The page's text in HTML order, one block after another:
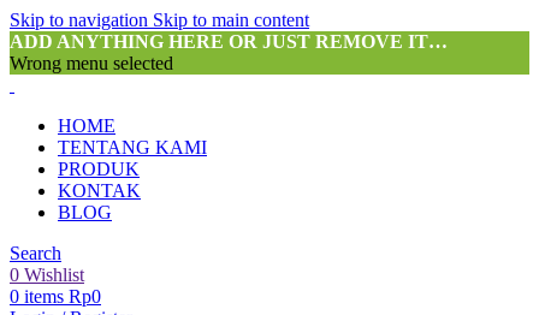
Skip to navigation Skip to main content
ADD ANYTHING HERE OR JUST REMOVE IT…
Wrong menu selected
HOME
TENTANG KAMI
PRODUK
KONTAK
BLOG
Search
0 Wishlist
0 items Rp0